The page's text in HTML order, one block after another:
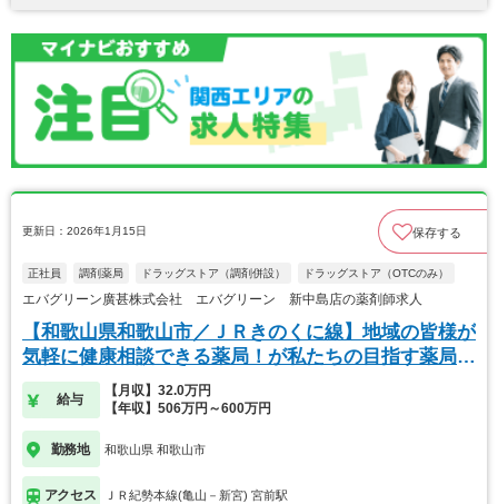
更新日：2026年1月15日 保存する
正社員 調剤薬局 ドラッグストア（調剤併設） ドラッグストア（OTCのみ）
エバグリーン廣甚株式会社 エバグリーン 新中島店の薬剤師求人
【和歌山県和歌山市／ＪＲきのくに線】地域の皆様が
気軽に健康相談できる薬局！が私たちの目指す薬局で
す。
給与
【月収】32.0万円
【年収】506万円～600万円
勤務地 和歌山県 和歌山市
アクセス ＪＲ紀勢本線(亀山－新宮) 宮前駅